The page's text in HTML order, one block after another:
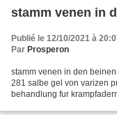
stamm venen in
Publié le 12/10/2021 à
Par Prosperon
stamm venen in den
281 salbe gel von varizen
behandlung fur